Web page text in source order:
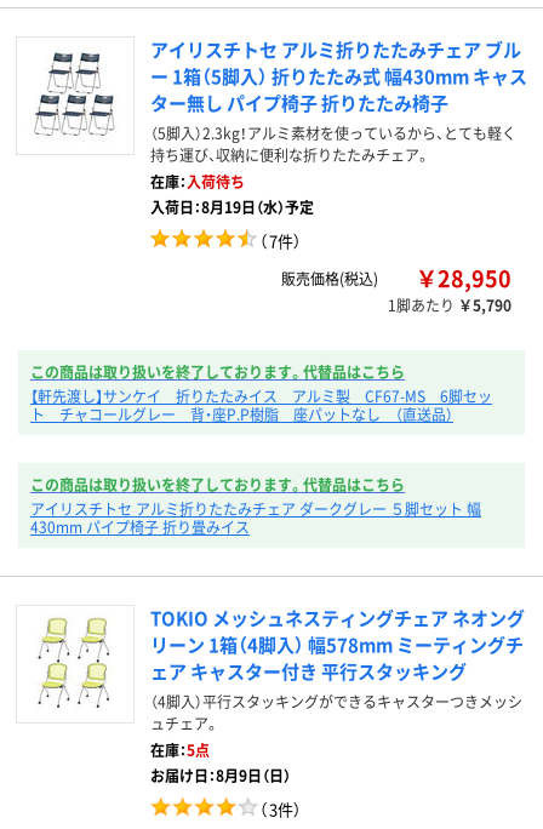
アイリスチトセ アルミ折りたたみチェア ブル
ー 1箱（5脚入） 折りたたみ式 幅430mm キャス
ター無し パイプ椅子 折りたたみ椅子
（5脚入）2.3kg！アルミ素材を使っているから、とても軽く
持ち運び、収納に便利な折りたたみチェア。
在庫：入荷待ち
入荷日：8月19日（水）予定
（7件）
販売価格(税込) ￥28,950
1脚あたり ￥5,790
この商品は取り扱いを終了しております。代替品はこちら
【軒先渡し】サンケイ 折りたたみイス アルミ製 CF67-MS 6脚セッ
ト チャコールグレー 背・座P.P樹脂 座パットなし （直送品）
この商品は取り扱いを終了しております。代替品はこちら
アイリスチトセ アルミ折りたたみチェア ダークグレー ５脚セット 幅
430mm パイプ椅子 折り畳みイス
TOKIO メッシュネスティングチェア ネオング
リーン 1箱（4脚入） 幅578mm ミーティングチ
ェア キャスター付き 平行スタッキング
（4脚入）平行スタッキングができるキャスターつきメッシ
ュチェア。
在庫：5点
お届け日：8月9日（日）
（3件）